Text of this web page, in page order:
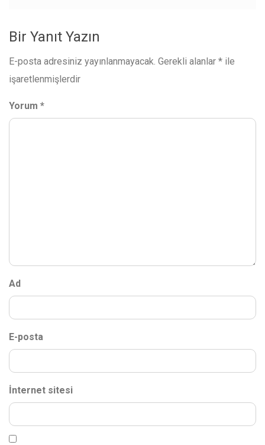
Bir Yanıt Yazın
E-posta adresiniz yayınlanmayacak. Gerekli alanlar * ile
işaretlenmişlerdir
Yorum *
Ad
E-posta
İnternet sitesi